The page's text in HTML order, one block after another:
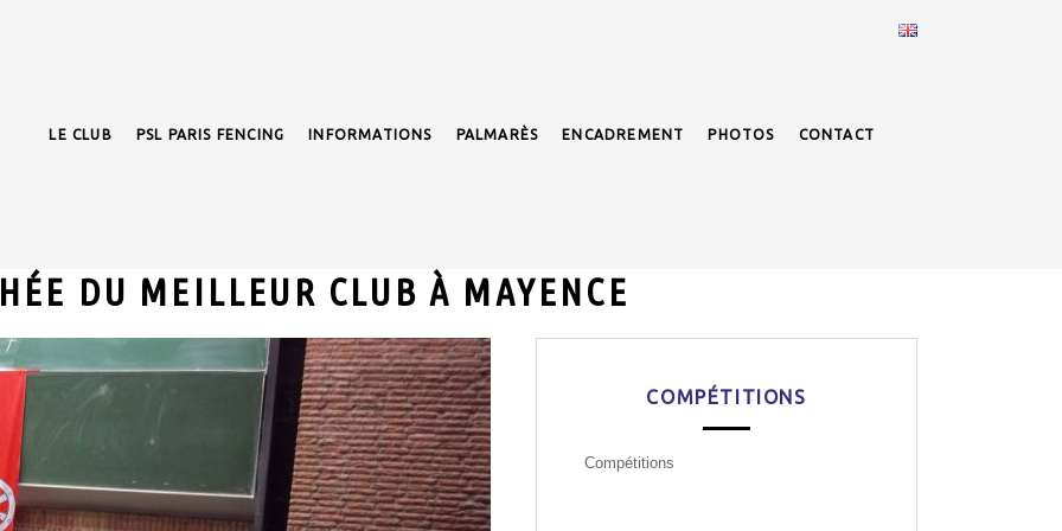
LE CLUB PSL PARIS FENCING INFORMATIONS PALMARÈS ENCADREMENT PHOTOS CONTACT
DU MEILLEUR CLUB À MAYENCE
COMPÉTITIONS
Compétitions